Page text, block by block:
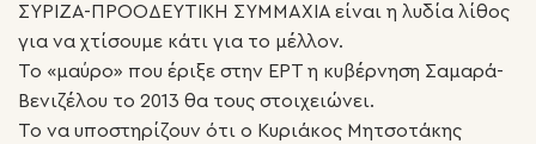
ΣΥΡΙΖΑ-ΠΡΟΟΔΕΥΤΙΚΗ ΣΥΜΜΑΧΙΑ είναι η λυδία λίθος
για να χτίσουμε κάτι για το μέλλον.
Το «μαύρο» που έριξε στην ΕΡΤ η κυβέρνηση Σαμαρά-
Βενιζέλου το 2013 θα τους στοιχειώνει.
Το να υποστηρίζουν ότι ο Κυριάκος Μητσοτάκης